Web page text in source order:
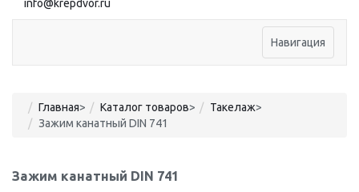
info@krepdvor.ru
Навигация
Главная> Каталог товаров> Такелаж>
Зажим канатный DIN 741
Зажим канатный DIN 741